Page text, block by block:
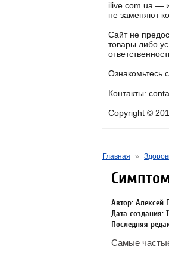
ilive.com.ua —
не заменяют
Сайт не
товары либо
Ознакомьтесь с
Контакты:
Copyright ©
Главная »
Автор: Алексей
Дата создания:
Последняя
Самые